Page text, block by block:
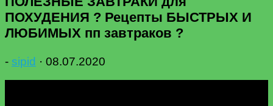
ПОХУДЕНИЯ ? Рецепты БЫСТРЫХ И
ЛЮБИМЫХ пп завтраков ?
- sipid · 08.07.2020